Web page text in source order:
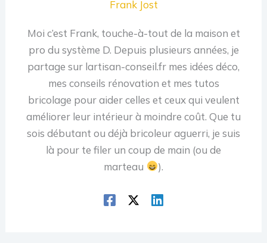
Frank Jost
Moi c’est Frank, touche-à-tout de la maison et
pro du système D. Depuis plusieurs années, je
partage sur lartisan-conseil.fr mes idées déco,
mes conseils rénovation et mes tutos
bricolage pour aider celles et ceux qui veulent
améliorer leur intérieur à moindre coût. Que tu
sois débutant ou déjà bricoleur aguerri, je suis
là pour te filer un coup de main (ou de
marteau
).